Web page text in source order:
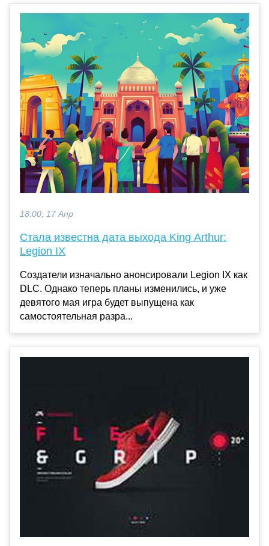
18:00, 17 Апр
Стала известна дата выхода King Arthur:
Legion IX
Создатели изначально анонсировали Legion IX как
DLC. Однако теперь планы изменились, и уже
девятого мая игра будет выпущена как
самостоятельная разра...